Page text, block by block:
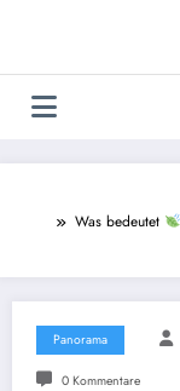
Was bedeutet
Panorama
0 Kommentare